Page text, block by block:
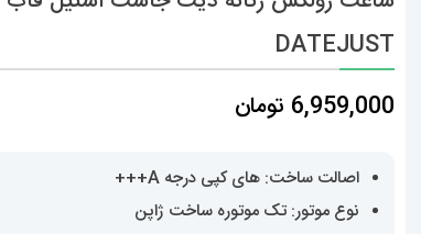
DATEJUST
6,959,000 تومان
اصالت ساخت: های کپی درجه A+++
نوع موتور: تک موتوره ساخت ژاپن